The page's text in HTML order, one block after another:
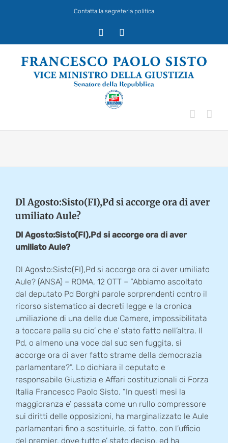
Contatta la segreteria politica
Dl Agosto:Sisto(FI),Pd si accorge ora di aver
umiliato Aule?
Dl Agosto:Sisto(FI),Pd si accorge ora di aver
umiliato Aule?
Dl Agosto:Sisto(FI),Pd si accorge ora di aver umiliato
Aule? (ANSA) – ROMA, 12 OTT – “Abbiamo ascoltato
dal deputato Pd Borghi parole sorprendenti contro il
ricorso sistematico ai decreti legge e la cronica
umiliazione di una delle due Camere, impossibilitata
a toccare palla su cio’ che e’ stato fatto nell’altra. Il
Pd, o almeno una voce dal suo sen fuggita, si
accorge ora di aver fatto strame della democrazia
parlamentare?”. Lo dichiara il deputato e
responsabile Giustizia e Affari costituzionali di Forza
Italia Francesco Paolo Sisto. “In questi mesi la
maggioranza e’ passata come un rullo compressore
sui diritti delle opposizioni, ha marginalizzato le Aule
parlamentari fino a sostituirle, di fatto, con l’ufficio
del premier, dove tutto e’ stato deciso, ed ha